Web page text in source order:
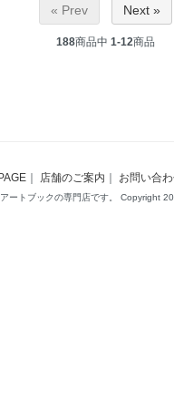
« Prev Next »
188商品中 1-12商品
｜ 店舗のご案内 ｜ お問い合
ートブックの専門店です。 Copyright